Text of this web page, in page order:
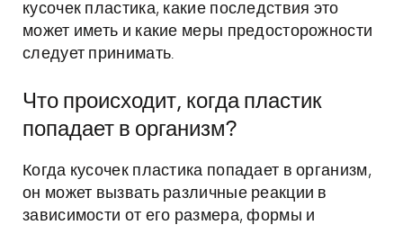
кусочек пластика, какие последствия это
может иметь и какие меры предосторожности
следует принимать.
Что происходит, когда пластик
попадает в организм?
Когда кусочек пластика попадает в организм,
он может вызвать различные реакции в
зависимости от его размера, формы и